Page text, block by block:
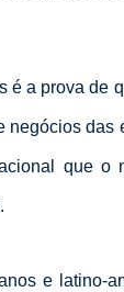
é a prova de
das
que o
e latino-